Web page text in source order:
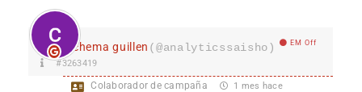
chema guillen (@analyticssaisho) EM Off
#3263419
Colaborador de campaña 1 mes hace